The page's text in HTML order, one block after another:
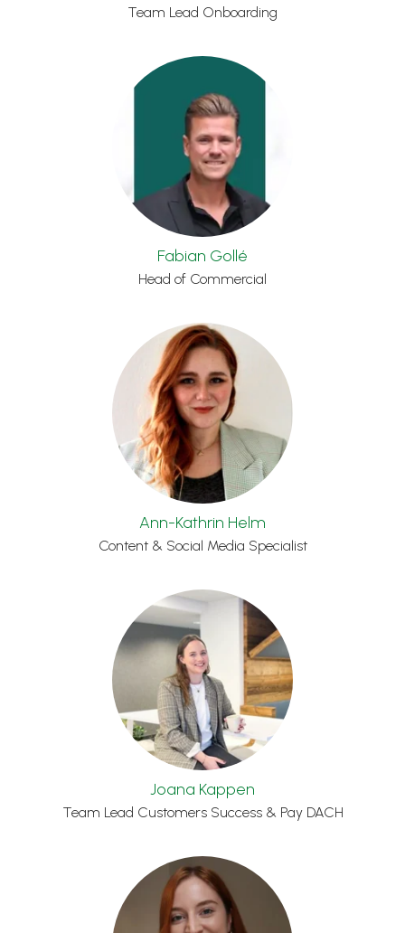
Team Lead Onboarding
Fabian Gollé
Head of Commercial
Ann-Kathrin Helm
Content & Social Media Specialist
Joana Kappen
Team Lead Customers Success & Pay DACH